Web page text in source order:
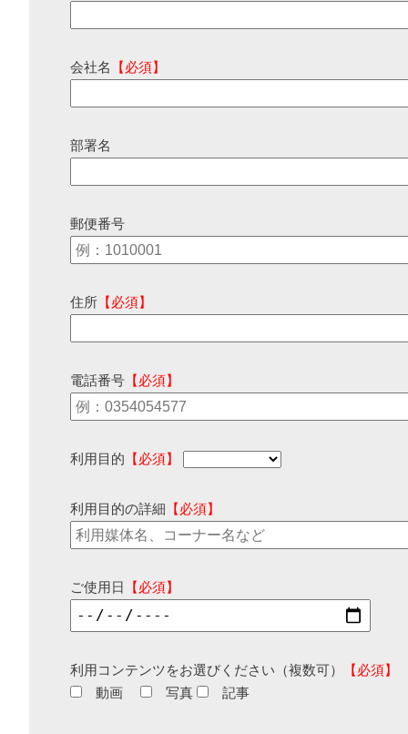
会社名 【必須】
部署名
郵便番号
住所 【必須】
電話番号 【必須】
利用目的 【必須】
利用目的の詳細 【必須】
ご使用日 【必須】
利用コンテンツをお選びください（複数可）
【必須】
動画
写真 記事